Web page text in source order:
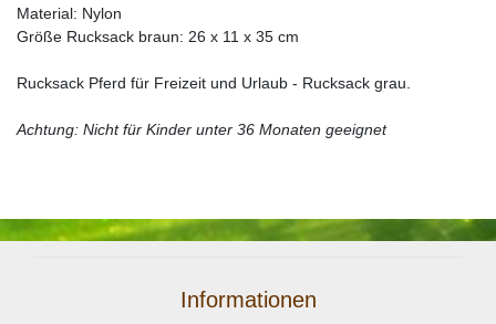
Material: Nylon
Größe Rucksack braun: 26 x 11 x 35 cm
Rucksack Pferd für Freizeit und Urlaub - Rucksack grau.
Achtung: Nicht für Kinder unter 36 Monaten geeignet
Informationen